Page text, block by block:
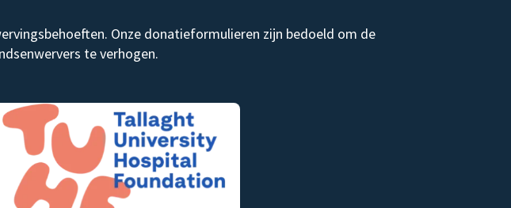
Onze donatieformulieren zijn bedoeld om de
te verhogen.